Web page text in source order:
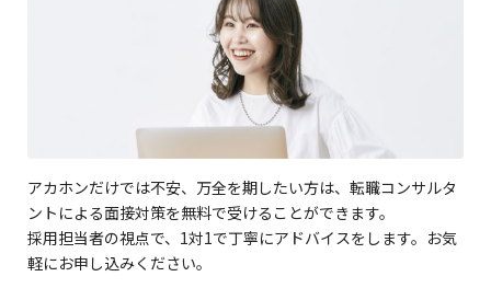
アカホンだけでは不安、万全を期したい方は、転職コンサルタ
ントによる面接対策を無料で受けることができます。
採用担当者の視点で、1対1で丁寧にアドバイスをします。お気
軽にお申し込みください。